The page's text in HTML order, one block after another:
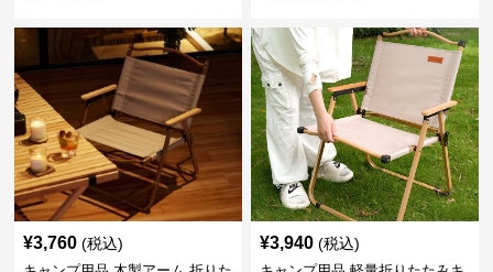
¥3,760 (税込) ¥3,940 (税込)